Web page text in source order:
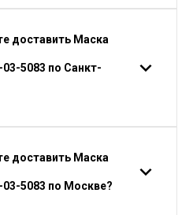
доставить Маска
5083 по Санкт-
доставить Маска
5083 по Москве?